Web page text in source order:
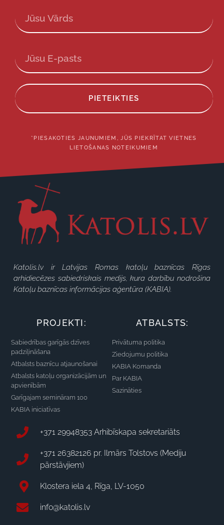
PIETEIKTIES
*PIESAKOTIES JAUNUMIEM, JŪS PIEKRĪTAT VIETNES
LIETOŠANAS NOTEIKUMIEM
Katolis.lv ir Latvijas Romas katoļu baznīcas Rīgas
arhidiecēzes sabiedriskais medijs, kura darbību nodrošina
Katoļu baznīcas informācijas aģentūra (KABIA).
PROJEKTI:
Sabiedrības garīgās dzīves
padziļināšana
Atbalsts baznīcu atjaunošanai
Atbalsts katoļu organizācijām un
apvienībām
Garīgajam semināram 100
KABIA iniciatīvas
ATBALSTS:
Privātuma politika
Ziedojumu politika
KABIA Komanda
Par KABIA
Sazināties
+371 29948353 Arhibīskapa sekretariāts
+371 26382126 pr. Ilmārs Tolstovs (Mediju
pārstāvjiem)
Klostera iela 4, Rīga, LV-1050
info@katolis.lv